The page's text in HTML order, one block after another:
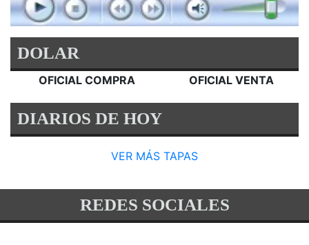
DOLAR
OFICIAL COMPRA OFICIAL VENTA
DIARIOS DE HOY
VER MÁS TAPAS
REDES SOCIALES